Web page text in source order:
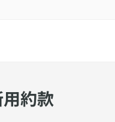
約款